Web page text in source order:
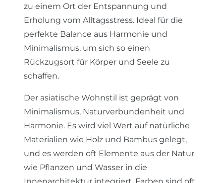
zu einem Ort der Entspannung und
Erholung vom Alltagsstress. Ideal für die
perfekte Balance aus Harmonie und
Minimalismus, um sich so einen
Rückzugsort für Körper und Seele zu
schaffen.
Der asiatische Wohnstil ist geprägt von
Minimalismus, Naturverbundenheit und
Harmonie. Es wird viel Wert auf natürliche
Materialien wie Holz und Bambus gelegt,
und es werden oft Elemente aus der Natur
wie Pflanzen und Wasser in die